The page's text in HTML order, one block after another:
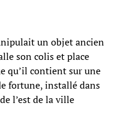
un objet ancien
son colis et place
qu’il contient sur une
fortune, installé dans
l’est de la ville